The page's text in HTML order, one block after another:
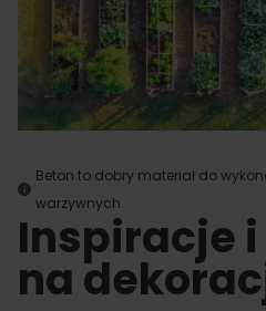
Beton to dobry materiał do
warzywnych.
Inspiracje
na